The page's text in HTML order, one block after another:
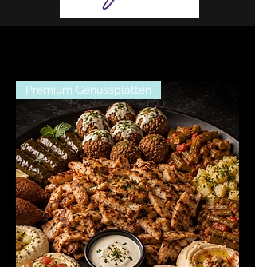
Premium Genussplatten